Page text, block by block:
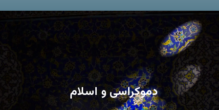
دموکراسی و اسلام